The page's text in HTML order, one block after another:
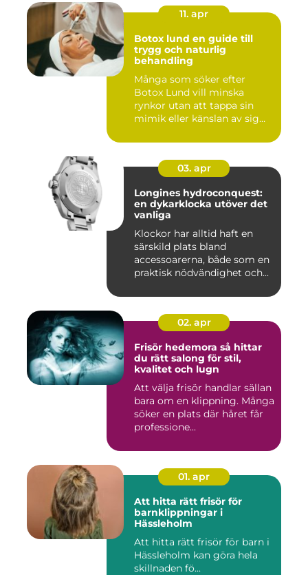
11. apr
Botox lund en guide till
trygg och naturlig
behandling
Många som söker efter
Botox Lund vill minska
rynkor utan att tappa sin
mimik eller känslan av sig
03. apr
Longines hydroconquest:
en dykarklocka utöver det
vanliga
Klockor har alltid haft en
särskild plats bland
accessoarerna, både som en
praktisk nödvändighet och...
02. apr
Frisör hedemora så hittar
du rätt salong för stil,
kvalitet och lugn
Att välja frisör handlar sällan
bara om en klippning. Många
söker en plats där håret får
professione...
01. apr
Att hitta rätt frisör för
barnklippningar i
Hässleholm
Att hitta rätt frisör för barn i
Hässleholm kan göra hela
skillnaden fö...